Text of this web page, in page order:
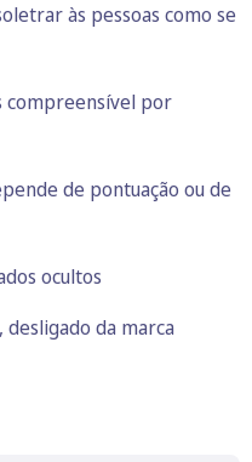
às pessoas como se
compreensível por
de pontuação ou de
ocultos
da marca